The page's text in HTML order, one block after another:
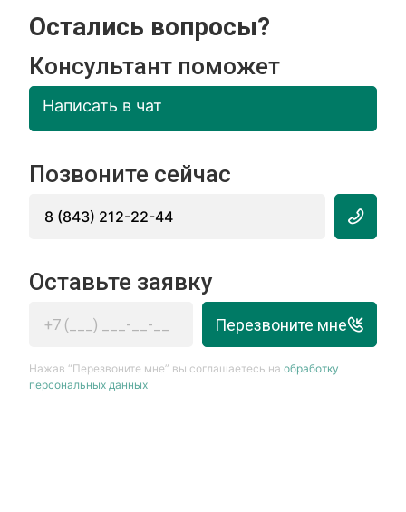
Остались вопросы?
Консультант поможет
Написать в чат
Позвоните сейчас
8 (843) 212-22-44
Оставьте заявку
Перезвоните мне
Нажав “Перезвоните мне” вы соглашаетесь наобработку
персональных данных